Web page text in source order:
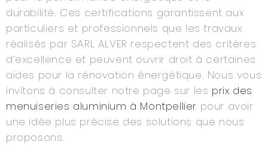
durabilité. Ces certifications garantissent aux
particuliers et professionnels que les travaux
réalisés par SARL ALVER respectent des critères
d’excellence et peuvent ouvrir droit à certaines
aides pour la rénovation énergétique. Nous vous
invitons à consulter notre page sur les prix des
menuiseries aluminium à Montpellier pour avoir
une idée plus précise des solutions que nous
proposons.